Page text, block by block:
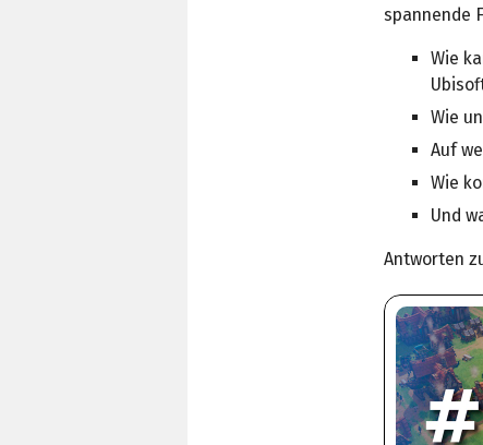
spannende
Wie
Wie
Auf
Wie
Und
Antworten